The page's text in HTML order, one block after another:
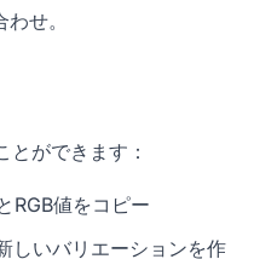
せ。
ができます：
RGB値をコピー
しいバリエーションを作